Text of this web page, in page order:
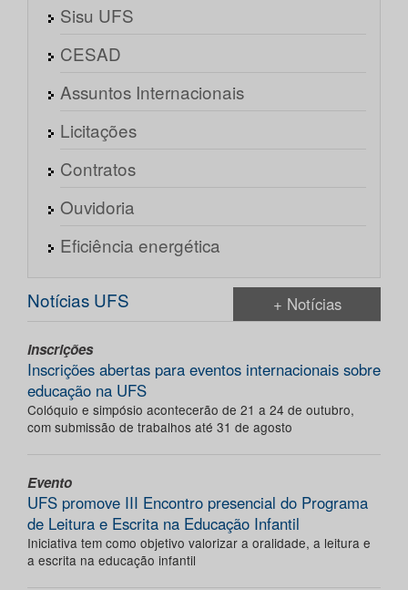
Sisu UFS
CESAD
Assuntos Internacionais
Licitações
Contratos
Ouvidoria
Eficiência energética
Notícias UFS + Notícias
Inscrições
Inscrições abertas para eventos internacionais sobre
educação na UFS
Colóquio e simpósio acontecerão de 21 a 24 de outubro,
com submissão de trabalhos até 31 de agosto
Evento
UFS promove III Encontro presencial do Programa
de Leitura e Escrita na Educação Infantil
Iniciativa tem como objetivo valorizar a oralidade, a leitura e
a escrita na educação infantil